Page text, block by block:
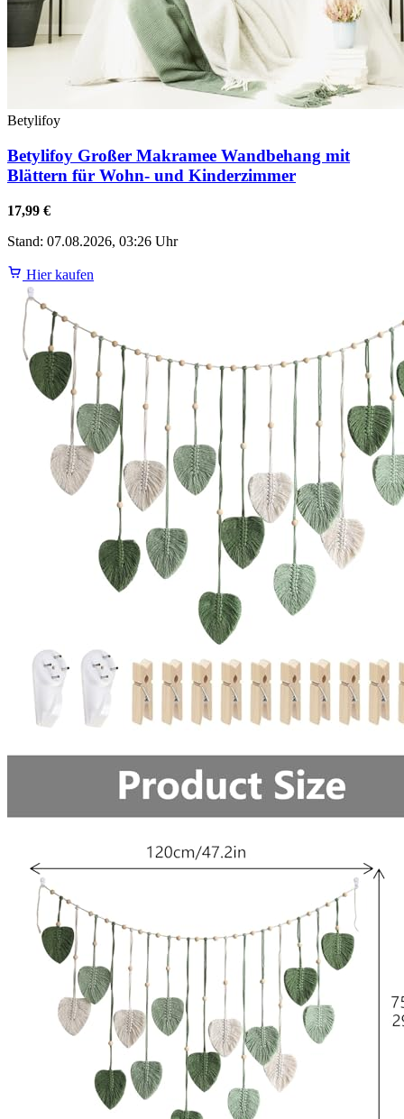
Betylifoy
Betylifoy Großer Makramee Wandbehang mit
Blättern für Wohn- und Kinderzimmer
17,99 €
Stand: 07.08.2026, 03:26 Uhr
Hier kaufen